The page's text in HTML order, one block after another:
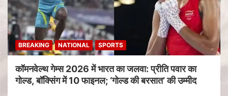
BREAKING NATIONAL SPORTS
कॉमनवेल्थ गेम्स 2026 में भारत का जलवा: प्रीति पवार का
गोल्ड, बॉक्सिंग में 10 फाइनल; ‘गोल्ड की बरसात’ की उम्मीद